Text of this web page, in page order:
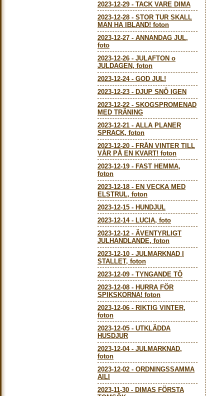
2023-12-29 - TACK VARE DIMA
2023-12-28 - STOR TUR SKALL
MAN HA IBLAND! foton
2023-12-27 - ANNANDAG JUL,
foto
2023-12-26 - JULAFTON o
JULDAGEN, foton
2023-12-24- GOD JUL!
2023-12-23 - DJUP SNÖ IGEN
2023-12-22 - SKOGSPROMENAD
MED TRÄNING
2023-12-21 - ALLA PLANER
SPRACK, foton
2023-12-20 - FRÅN VINTER TILL
VÅR PÅ EN KVART! foton
2023-12-19 - FAST HEMMA,
foton
2023-12-18 - EN VECKA MED
ELSTRUL, foton
2023-12-15 - HUNDJUL
2023-12-14- LUCIA, foto
2023-12-12 - ÄVENTYRLIGT
JULHANDLANDE, foton
2023-12-10 - JULMARKNAD I
STALLET, foton
2023-12-09 - TYNGANDE TÖ
2023-12-08 - HURRA FÖR
SPIKSKORNA! foton
2023-12-06 - RIKTIG VINTER,
foton
2023-12-05 - UTKLÄDDA
HUSDJUR
2023-12-04- JULMARKNAD,
foton
2023-12-02 - ORDNINGSSAMMA
AILI
2023-11-30 - DIMAS FÖRSTA